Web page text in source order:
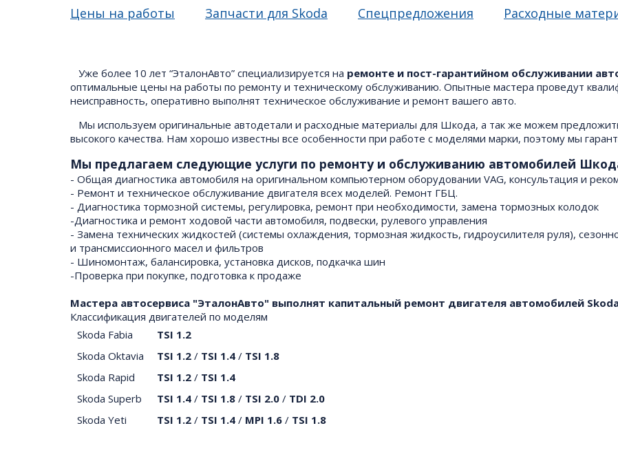
Цены на работы Запчасти для Skoda Спецпредложения Расходные
Уже более 10 лет “ЭталонАвто” специализируется на ремонте и пост-гарантийном обслуживании
оптимальные цены на работы по ремонту и техническому обслуживанию. Опытные мастера проведут
неисправность, оперативно выполнят техническое обслуживание и ремонт вашего авто.
Мы используем оригинальные автодетали и расходные материалы для Шкода, а так же можем
высокого качества. Нам хорошо известны все особенности при работе с моделями марки, поэтому мы
Мы предлагаем следующие услуги по ремонту и обслуживанию автомобилей
- Общая диагностика автомобиля на оригинальном компьютерном оборудовании VAG, консультация и
- Ремонт и техническое обслуживание двигателя всех моделей. Ремонт ГБЦ.
- Диагностика тормозной системы, регулировка, ремонт при необходимости, замена тормозных колодок
-Диагностика и ремонт ходовой части автомобиля, подвески, рулевого управления
- Замена технических жидкостей (системы охлаждения, тормозная жидкость, гидроусилителя руля),
и трансмиссионного масел и фильтров
- Шиномонтаж, балансировка, установка дисков, подкачка шин
-Проверка при покупке, подготовка к продаже
Мастера автосервиса "ЭталонАвто" выполнят капитальный ремонт двигателя автомобилей
Классификация двигателей по моделям
Skoda Fabia
TSI 1.2
Skoda Oktavia
TSI 1.2 / TSI 1.4 / TSI 1.8
Skoda Rapid
TSI 1.2 / TSI 1.4
Skoda Superb
TSI 1.4 / TSI 1.8 / TSI 2.0 / TDI 2.0
Skoda Yeti
TSI 1.2 / TSI 1.4 / MPI 1.6 / TSI 1.8